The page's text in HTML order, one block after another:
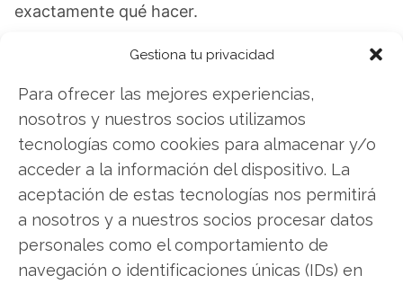
Gestiona tu privacidad
Para ofrecer las mejores experiencias,
nosotros y nuestros socios utilizamos
tecnologías como cookies para almacenar y/o
acceder a la información del dispositivo. La
aceptación de estas tecnologías nos permitirá
a nosotros y a nuestros socios procesar datos
personales como el comportamiento de
navegación o identificaciones únicas (IDs) en
exactamente qué hacer.
Alphabet: ¿Comprar o vender?¡Lee más aquí!
Alphabet
Compartir este artículo
Twitter